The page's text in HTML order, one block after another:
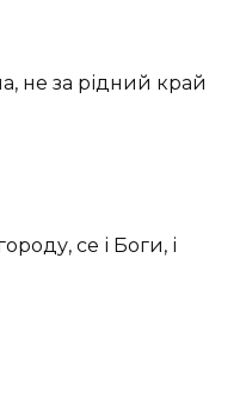
не за рідний край
се і Боги, і